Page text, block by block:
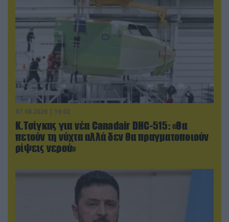
07.08.2026 | 16:02
Κ.Τσίγκας για νέα Canadair DHC-515: «Θα
πετούν τη νύχτα αλλά δεν θα πραγματοποιούν
ρίψεις νερού»